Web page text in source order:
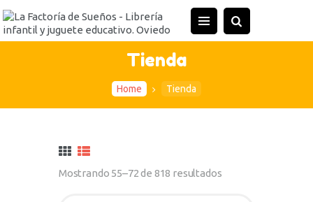
Tienda
Home Tienda
Mostrando 55–72 de 818 resultados